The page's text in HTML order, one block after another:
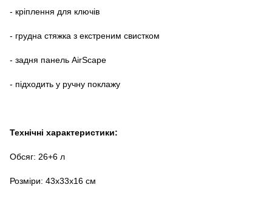
- кріплення для ключів
- грудна стяжка з екстреним свистком
- задня панель AirScape
- підходить у ручну поклажу
Технічні характеристики:
Обсяг: 26+6 л
Розміри: 43х33х16 см